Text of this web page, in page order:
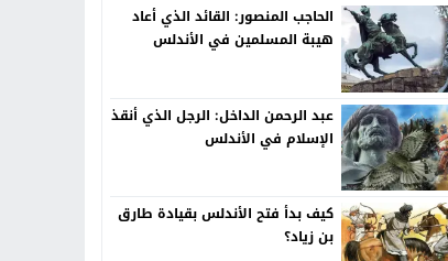
الحاجب المنصور: القائد الذي أعاد
هيبة المسلمين في الأندلس
عبد الرحمن الداخل: الرجل الذي أنقذ
الإسلام في الأندلس
كيف بدأ فتح الأندلس بقيادة طارق
بن زياد؟